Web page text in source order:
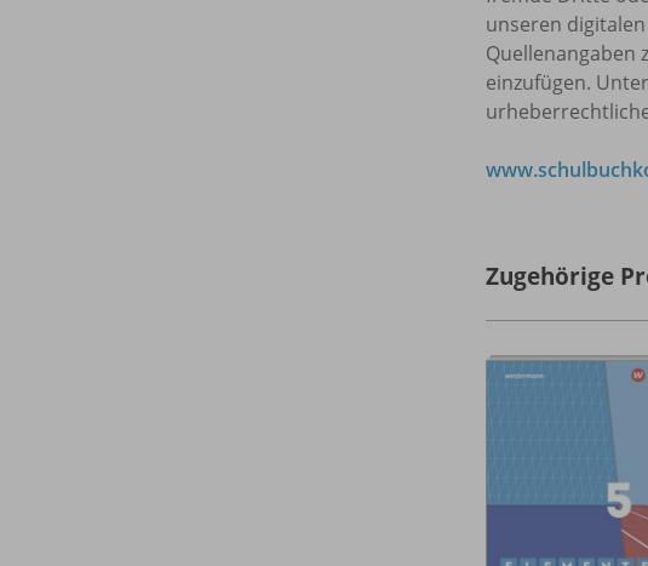
unseren
Quellenangaben
einzufügen.
Zugehörige